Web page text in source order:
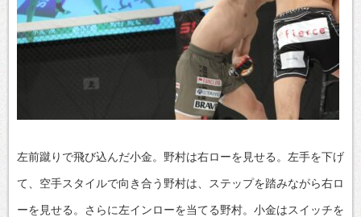
左前蹴りで飛び込んだ小金。野村は右ローを見せる。左手を下げ
て、空手スタイルで向き合う野村は、ステップを踏みながら右ロ
ーを見せる。さらに左インローを当てる野村。小金はスイッチを